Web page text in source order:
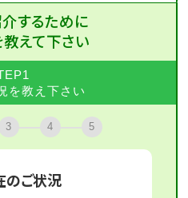
するために
えて下さい
を教え下さい
3 4 5
のご状況